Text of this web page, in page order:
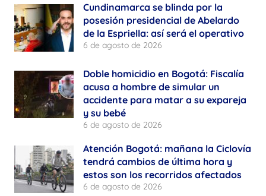
Cundinamarca se blinda por la
posesión presidencial de Abelardo
de la Espriella: así será el operativo
6 de agosto de 2026
Doble homicidio en Bogotá: Fiscalía
acusa a hombre de simular un
accidente para matar a su expareja
y su bebé
6 de agosto de 2026
Atención Bogotá: mañana la Ciclovía
tendrá cambios de última hora y
estos son los recorridos afectados
6 de agosto de 2026